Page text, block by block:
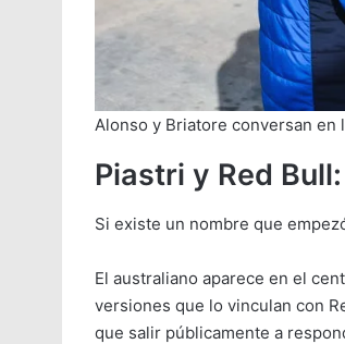
Alonso y Briatore conversan en
Piastri y Red
Si existe un nombre que
El australiano aparece en el
versiones que lo vinculan con
que salir públicamente a